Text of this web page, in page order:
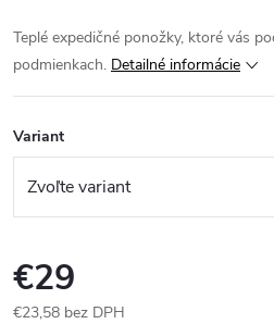
Teplé expedičné ponožky, ktoré vás
podmienkach. Detailné informácie
Variant
€29
€23,58 bez DPH